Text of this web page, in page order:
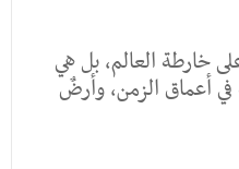
خارطة العالم، بل هي
أعماق الزمن، وأرضٌ